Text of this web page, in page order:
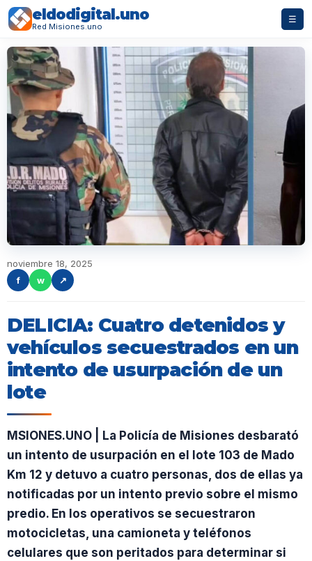
eldodigital.uno
Red Misiones.uno
☰
noviembre 18, 2025
f
w ↗
DELICIA: Cuatro detenidos y
vehículos secuestrados en un
intento de usurpación de un
lote
MSIONES.UNO | La Policía de Misiones desbarató
un intento de usurpación en el lote 103 de Mado
Km 12 y detuvo a cuatro personas, dos de ellas ya
notificadas por un intento previo sobre el mismo
predio. En los operativos se secuestraron
motocicletas, una camioneta y teléfonos
celulares que son peritados para determinar si